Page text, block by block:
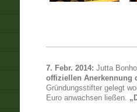
7. Febr. 2014:Jutta
offiziellen Anerkennung
Gründungsstifter gelegt
Euro anwachsen ließen.